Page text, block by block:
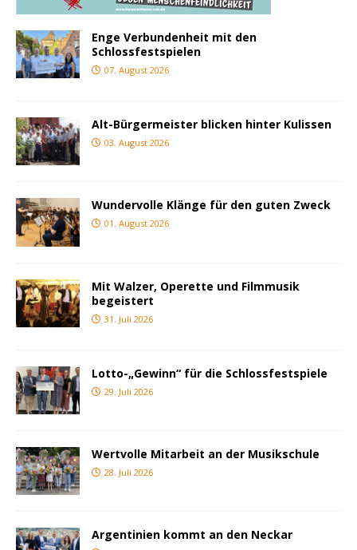
Enge Verbundenheit mit den
Schlossfestspielen
07. August 2026
Alt-Bürgermeister blicken hinter Kulissen
03. August 2026
Wundervolle Klänge für den guten Zweck
01. August 2026
Mit Walzer, Operette und Filmmusik
begeistert
31. Juli 2026
Lotto-„Gewinn“ für die Schlossfestspiele
29. Juli 2026
Wertvolle Mitarbeit an der Musikschule
28. Juli 2026
Argentinien kommt an den Neckar